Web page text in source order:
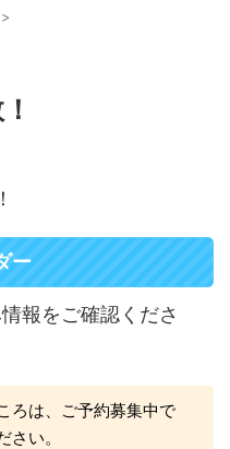
>
ー
報をご確認くださ
ろは、ご予約募集中で
い。